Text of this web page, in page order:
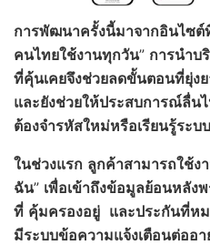
การพัฒนาครั้งนี้มาจากอินไซต์
คนไทยใช้งานทุกวัน” การนำบ
ที่คุ้นเคยจึงช่วยลดขั้นตอนที่ยุ่ง
และยังช่วยให้ประสบการณ์ลื่น
ต้องจำรหัสใหม่หรือเรียนรู้ระบ
ในช่วงแรก ลูกค้าสามารถใช้ง
ฉัน” เพื่อเข้าถึงข้อมูลย้อนหลัง
ที่ คุ้มครองอยู่ และประกันที่ห
มีระบบข้อความแจ้งเตือนต่ออ